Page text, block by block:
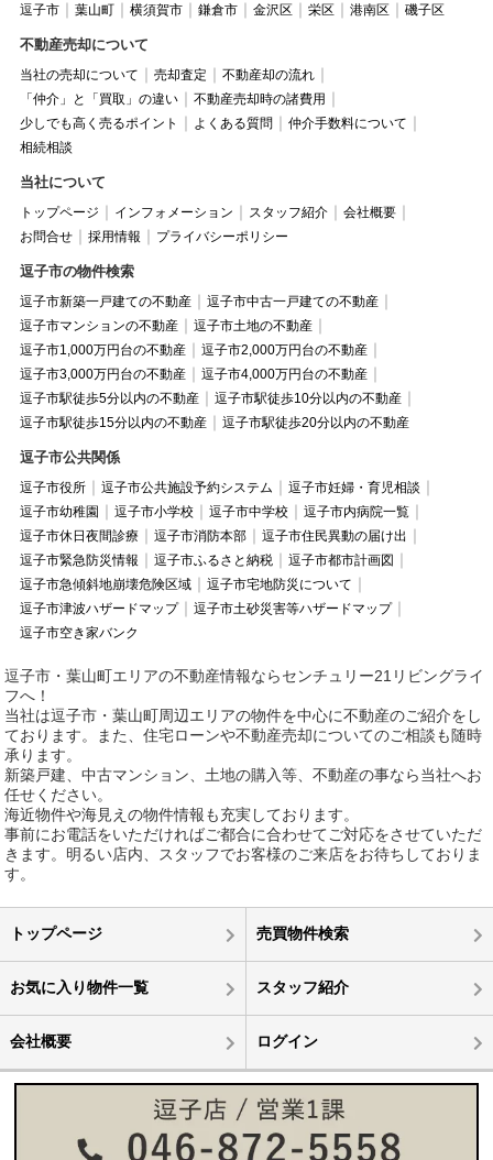
逗子市 葉山町 横須賀市 鎌倉市 金沢区 栄区 港南区 磯子区
不動産売却について
当社の売却について 売却査定
不動産却の流れ
「仲介」と「買取」の違い
不動産売却時の諸費用
少しでも高く売るポイント
よくある質問
仲介手数料について
相続相談
当社について
トップページ インフォメーション スタッフ紹介
会社概要
お問合せ
採用情報 プライバシーポリシー
逗子市の物件検索
逗子市新築一戸建ての不動産
逗子市中古一戸建ての不動産
逗子市マンションの不動産
逗子市土地の不動産
逗子市1,000万円台の不動産
逗子市2,000万円台の不動産
逗子市3,000万円台の不動産
逗子市4,000万円台の不動産
逗子市駅徒歩5分以内の不動産
逗子市駅徒歩10分以内の不動産
逗子市駅徒歩15分以内の不動産
逗子市駅徒歩20分以内の不動産
逗子市公共関係
逗子市役所 逗子市公共施設予約システム
逗子市妊婦・育児相談
逗子市幼稚園
逗子市小学校 逗子市中学校
逗子市内病院一覧
逗子市休日夜間診療
逗子市消防本部
逗子市住民異動の届け出
逗子市緊急防災情報
逗子市ふるさと納税
逗子市都市計画図
逗子市急傾斜地崩壊危険区域
逗子市宅地防災について
逗子市津波ハザードマップ
逗子市土砂災害等ハザードマップ
逗子市空き家バンク
逗子市・葉山町エリアの不動産情報ならセンチュリー21リビングライ
フへ！
当社は逗子市・葉山町周辺エリアの物件を中心に不動産のご紹介をし
ております。また、住宅ローンや不動産売却についてのご相談も随時
承ります。
新築戸建、中古マンション、土地の購入等、不動産の事なら当社へお
任せください。
海近物件や海見えの物件情報も充実しております。
事前にお電話をいただければご都合に合わせてご対応をさせていただ
きます。明るい店内、スタッフでお客様のご来店をお待ちしておりま
す。
トップページ 売買物件検索
お気に入り物件一覧 スタッフ紹介
会社概要 ログイン